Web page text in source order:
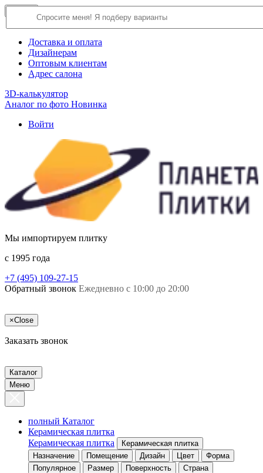
О компании
Доставка и оплата
Дизайнерам
Оптовым клиентам
Адрес салона
3D-калькулятор
Аналог по фото Новинка
Войти
Мы импортируем плитку
c 1995 года
+7 (495) 109-27-15
Обратный звонок Ежедневно с 10:00 до 20:00
×Close
Заказать звонок
Каталог
Меню
полный Каталог
Керамическая плитка
Керамическая плитка
Керамическая плитка
Назначение
Помещение Дизайн Цвет
Форма
Популярное
Размер Поверхность Страна